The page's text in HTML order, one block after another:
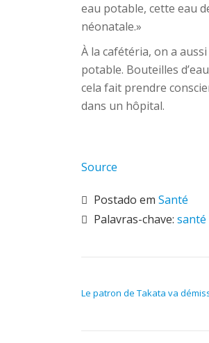
eau potable, cette eau
néonatale.»
À la cafétéria, on a
potable. Bouteilles
cela fait prendre
dans un hôpital.
Source
Postado em Santé
Palavras-chave: santé
Le patron de Takata va